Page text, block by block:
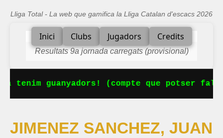
Lliga Total - La web que gamifica la Lliga Catalan d'escacs 2026
Inici Clubs Jugadors Credits
Resultats 9a jornada carregats (provisional)
tenim guanyadors! (compte que potser
JIMENEZ SANCHEZ, JUAN